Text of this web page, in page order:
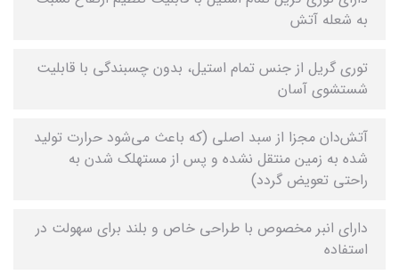
به شعله آتش
توری گریل از جنس تمام استیل، بدون چسبندگی با قابلیت
شستشوی آسان
آتش‌دان مجزا از سبد اصلی (که باعث می‌شود حرارت تولید
شده به زمین منتقل نشده و پس از مستهلک شدن به
راحتی تعویض گردد)
دارای انبر مخصوص با طراحی خاص و بلند برای سهولت در
استفاده